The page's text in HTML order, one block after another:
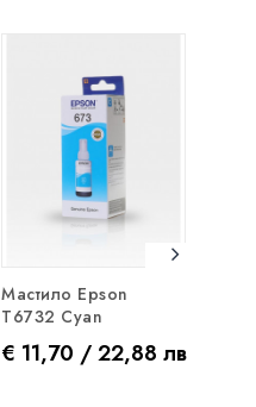
Мастило Epson
T6732 Cyan
Цена
€ 11,70 / 22,88 лв